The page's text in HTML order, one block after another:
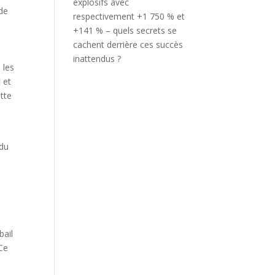
les
et
respectivement +1 750 % et
+141 % – quels secrets se
cachent derrière ces succès
inattendus ?